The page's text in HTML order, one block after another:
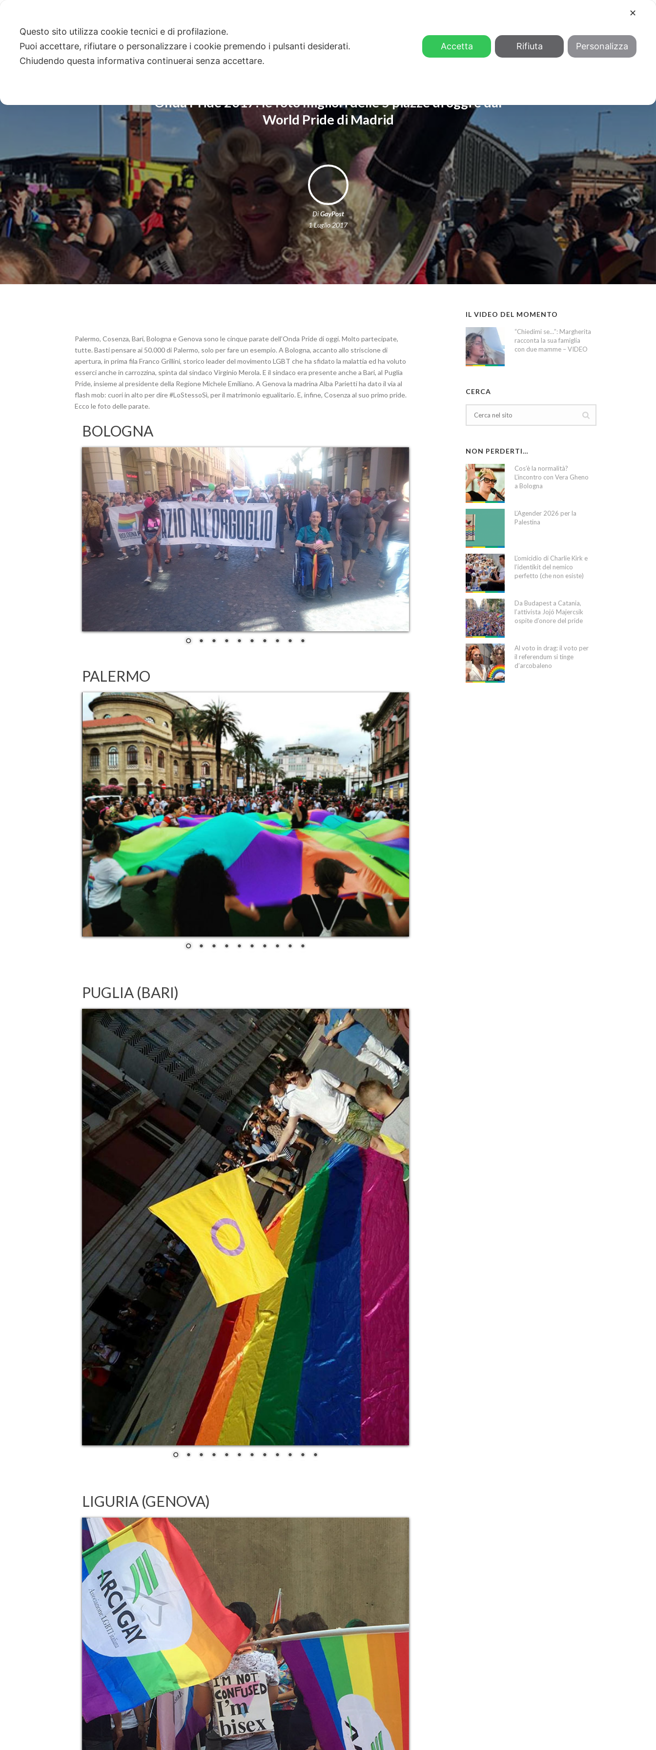
Onda Pride 2017: le foto migliori delle 5 piazze di oggi e dal
World Pride di Madrid
DiGayPost
1 Luglio 2017
Palermo, Cosenza, Bari, Bologna e Genova sono le cinque parate dell’Onda Pride di oggi. Molto partecipate,
tutte. Basti pensare ai 50.000 di Palermo, solo per fare un esempio. A Bologna, accanto allo striscione di
apertura, in prima fila Franco Grillini, storico leader del movimento LGBT che ha sfidato la malattia ed ha voluto
esserci anche in carrozzina, spinta dal sindaco Virginio Merola. E il sindaco era presente anche a Bari, al Puglia
Pride, insieme al presidente della Regione Michele Emiliano. A Genova la madrina Alba Parietti ha dato il via al
flash mob: cuori in alto per dire #LoStessoSì, per il matrimonio egualitario. E, infine, Cosenza al suo primo pride.
Ecco le foto delle parate.
BOLOGNA
PALERMO
PUGLIA (BARI)
LIGURIA (GENOVA)
IL VIDEO DEL MOMENTO
“Chiedimi se…”: Margherita
racconta la sua famiglia
con due mamme – VIDEO
CERCA
NON PERDERTI…
Cos’è la normalità?
L’incontro con Vera Gheno
a Bologna
L’Agender 2026 per la
Palestina
L’omicidio di Charlie Kirk e
l’identikit del nemico
perfetto (che non esiste)
Da Budapest a Catania,
l’attivista Jojó Majercsik
ospite d’onore del pride
Al voto in drag: il voto per
il referendum si tinge
d’arcobaleno
✕
Questo sito utilizza cookie tecnici e di profilazione.
Puoi accettare, rifiutare o personalizzare i cookie premendo i pulsanti desiderati.
Chiudendo questa informativa continuerai senza accettare.
Accetta Rifiuta Personalizza